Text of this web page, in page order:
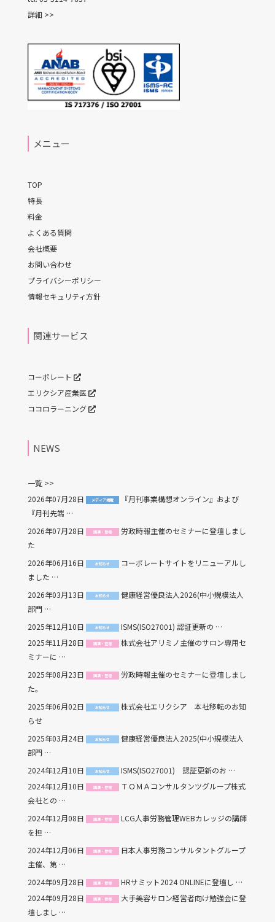
詳細 >>
メニュー
TOP
特長
料金
よくある質問
会社概要
お問い合わせ
プライバシーポリシー
情報セキュリティ方針
関連サービス
コーポレート
エリクシア産業医
ココロラーニング
NEWS
一覧 >>
2026年07月28日
メディア掲載 『月刊事業構想オンライン』および
『月刊先端 …
2026年07月28日 講演・登壇 労政時報主催のセミナーに登壇しまし
た
2026年06月16日 お知らせ コーポレートサイトをリニューアルし
ました …
2026年03月13日 お知らせ 健康経営優良法人2026(中小規模法人
部門 …
2025年12月10日 お知らせ
ISMS(ISO27001) 認証更新の …
2025年11月28日
講演・登壇 株式会社アリミノ主催のサロン専用セ
ミナーに …
2025年08月23日 講演・登壇 労政時報主催のセミナーに登壇しまし
た。
2025年06月02日 お知らせ 株式会社エリクシア 本社移転のお知
らせ
2025年03月24日 お知らせ 健康経営優良法人2025(中小規模法人
部門 …
2024年12月10日 お知らせ
ISMS(ISO27001) 認証更新のお …
2024年12月10日
講演・登壇 ＴＯＭＡコンサルタンツグループ株式
会社との …
2024年12月08日 講演・登壇 LCG人事労務管理WEBカレッジの講師
を担 …
2024年12月06日 講演・登壇 日本人事労務コンサルタントグループ
主催、第 …
2024年09月28日 講演・登壇
HRサミット2024 ONLINEに登壇し …
2024年09月28日
講演・登壇 大手美容サロン経営者向け勉強会に登
壇しまし …